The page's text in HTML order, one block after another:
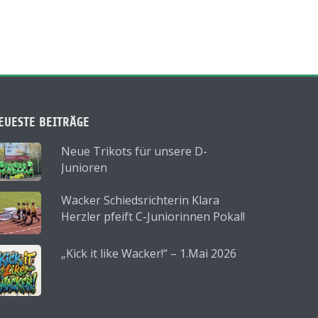
BEITRÄGE
Neue Trikots für unsere D-
Junioren
Wacker Schiedsrichterin Klara
Herzler pfeift C-Juniorinnen Pokal!
„Kick it like Wacker!“ – 1.Mai 2026